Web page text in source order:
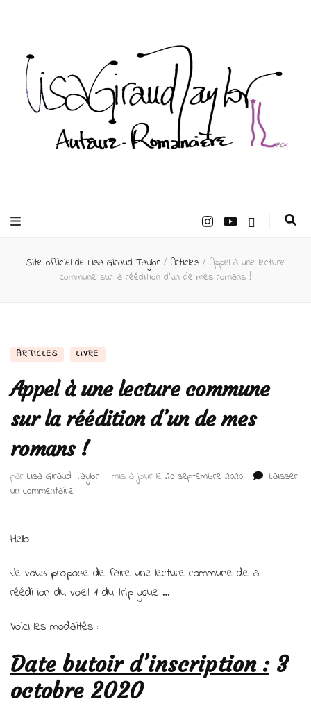
Taylor –
Auteur
Site officiel de Lisa Giraud Taylor / Articles / Appel à une lecture
commune sur la réédition d’un de mes romans !
ARTICLES LIVRE
Appel à une lecture commune
sur la réédition d’un de mes
romans !
par Lisa Giraud Taylor mis à jour le 20 septembre 2020
Laisser
un commentaire
sur
la
d’un
romans
!
Hello
Je vous propose de faire une lecture commune de la
réédition du volet 1 du triptyque …
Voici les modalités :
Date butoir d’inscription :3
octobre 2020